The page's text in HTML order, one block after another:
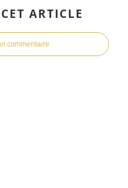
ARTICLE
commentaire